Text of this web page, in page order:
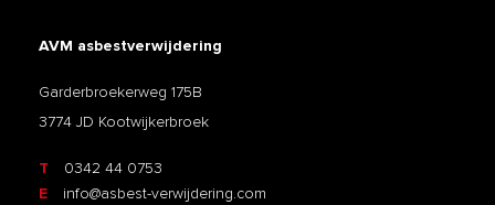
AVM asbestverwijdering
Garderbroekerweg 175B
3774 JD Kootwijkerbroek
T
0342 44 0753
E
info@asbest-verwijdering.com